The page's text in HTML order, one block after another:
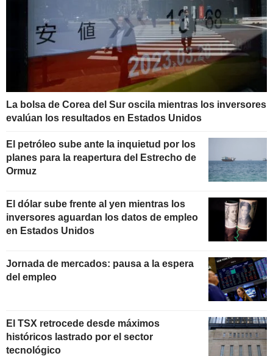
La bolsa de Corea del Sur oscila mientras los inversores
evalúan los resultados en Estados Unidos
El petróleo sube ante la inquietud por los
planes para la reapertura del Estrecho de
Ormuz
El dólar sube frente al yen mientras los
inversores aguardan los datos de empleo
en Estados Unidos
Jornada de mercados: pausa a la espera
del empleo
El TSX retrocede desde máximos
históricos lastrado por el sector
tecnológico